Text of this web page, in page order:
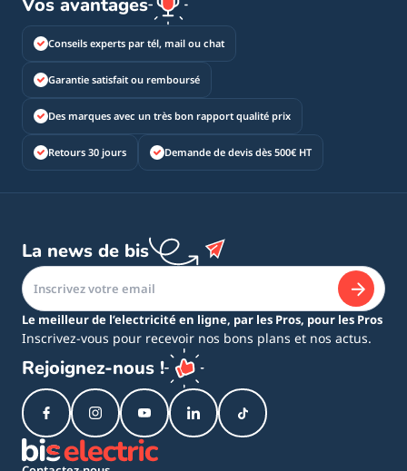
Conseils experts par tél, mail ou chat
Garantie satisfait ou remboursé
Des marques avec un très bon rapport qualité prix
Retours 30 jours Demande de devis dès 500€ HT
La news de bis
Le meilleur de l’electricité en ligne, par les Pros, pour les Pros
Inscrivez-vous pour recevoir nos bons plans et nos actus.
Rejoignez-nous !